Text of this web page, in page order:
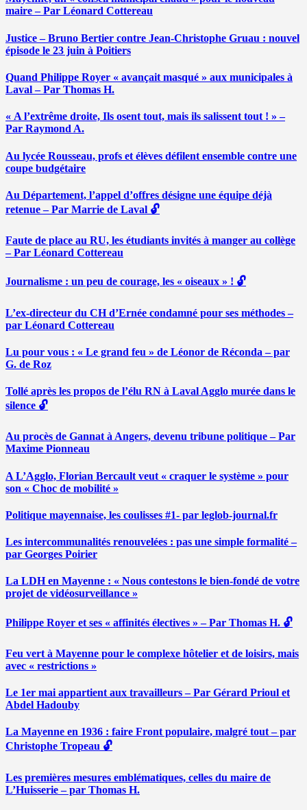
maire – Par Léonard Cottereau
Justice – Bruno Bertier contre Jean-Christophe Gruau : nouvel
épisode le 23 juin à Poitiers
Quand Philippe Royer « avançait masqué » aux municipales à
Laval – Par Thomas H.
« A l’extrême droite, Ils osent tout, mais ils salissent tout ! » –
Par Raymond A.
Au lycée Rousseau, profs et élèves défilent ensemble contre une
coupe budgétaire
Au Département, l’appel d’offres désigne une équipe déjà
retenue – Par Marrie de Laval 🔓
Faute de place au RU, les étudiants invités à manger au collège
– Par Léonard Cottereau
Journalisme : un peu de courage, les « oiseaux » ! 🔓
L’ex-directeur du CH d’Ernée condamné pour ses méthodes –
par Léonard Cottereau
Lu pour vous : « Le grand feu » de Léonor de Réconda – par
G. de Roz
Tollé après les propos de l’élu RN à Laval Agglo murée dans le
silence 🔓
Au procès de Gannat à Angers, devenu tribune politique – Par
Maxime Pionneau
A L’Agglo, Florian Bercault veut « craquer le système » pour
son « Choc de mobilité »
Politique mayennaise, les coulisses #1- par leglob-journal.fr
Les intercommunalités renouvelées : pas une simple formalité –
par Georges Poirier
La LDH en Mayenne : « Nous contestons le bien-fondé de votre
projet de vidéosurveillance »
Philippe Royer et ses « affinités électives » – Par Thomas H. 🔓
Feu vert à Mayenne pour le complexe hôtelier et de loisirs, mais
avec « restrictions »
Le 1er mai appartient aux travailleurs – Par Gérard Prioul et
Abdel Hadouby
La Mayenne en 1936 : faire Front populaire, malgré tout – par
Christophe Tropeau 🔓
Les premières mesures emblématiques, celles du maire de
L’Huisserie – par Thomas H.